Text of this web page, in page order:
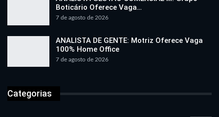
Boticário Oferece Vaga…
7 de agosto de 2026
ANALISTA DE GENTE: Motriz Oferece Vaga
100% Home Office
7 de agosto de 2026
Categorias